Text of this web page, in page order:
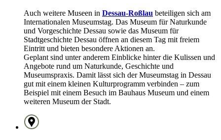
Auch weitere Museen in Dessau-Roßlau beteiligen sich am
Internationalen Museumstag. Das Museum für Naturkunde
und Vorgeschichte Dessau sowie das Museum für
Stadtgeschichte Dessau öffnen an diesem Tag mit freiem
Eintritt und bieten besondere Aktionen an.
Geplant sind unter anderem Einblicke hinter die Kulissen und
Angebote rund um Naturkunde, Geschichte und
Museumspraxis. Damit lässt sich der Museumstag in Dessau
gut mit einem kleinen Kulturprogramm verbinden – zum
Beispiel mit einem Besuch im Bauhaus Museum und einem
weiteren Museum der Stadt.